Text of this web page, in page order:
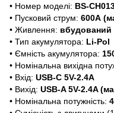
• Номер моделі: BS-
• Пусковий струм: 600А
• Живлення: вбудований
• Тип акумулятора: Li-Pol
• Ємність акумулятора:
• Номінальна вихідна
• Вхід: USB-C 5V-2.4A
• Вихід: USB-A 5V-2.4A
• Номінальна потужність: